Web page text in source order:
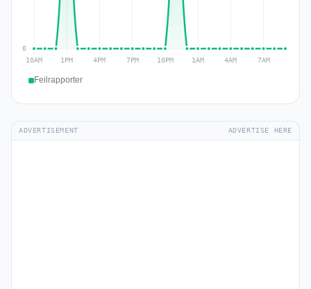
Feilrapporter
ADVERTISEMENT ADVERTISE HERE